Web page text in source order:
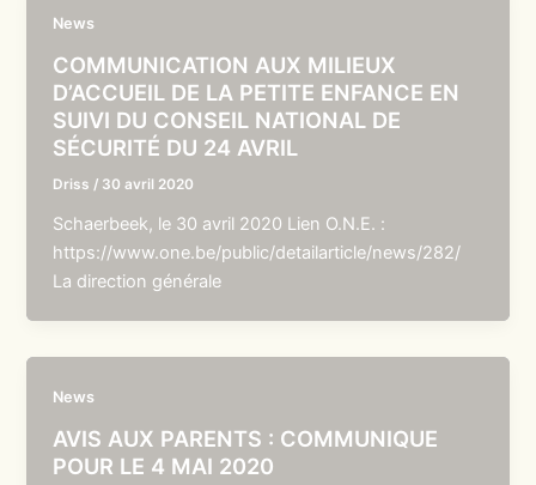
News
COMMUNICATION AUX MILIEUX
D’ACCUEIL DE LA PETITE ENFANCE EN
SUIVI DU CONSEIL NATIONAL DE
SÉCURITÉ DU 24 AVRIL
Driss / 30 avril 2020
Schaerbeek, le 30 avril 2020 Lien O.N.E. :
https://www.one.be/public/detailarticle/news/282/
La direction générale
News
AVIS AUX PARENTS : COMMUNIQUE
POUR LE 4 MAI 2020